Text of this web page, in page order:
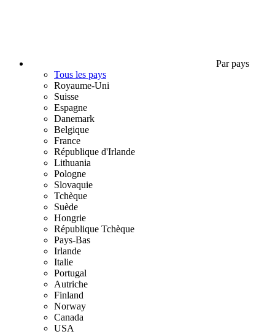
Par pays
Tous les pays
Royaume-Uni
Suisse
Espagne
Danemark
Belgique
France
République d'Irlande
Lithuania
Pologne
Slovaquie
Tchèque
Suède
Hongrie
République Tchèque
Pays-Bas
Irlande
Italie
Portugal
Autriche
Finland
Norway
Canada
USA